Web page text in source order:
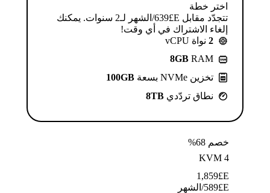
اختر خطة
تتجدّد مقابل E£⁦639⁩/الشهر لـ2 سنوات. يمكنك
إلغاء الاشتراك في أي وقت!
2 نواة vCPU
8GB RAM
تخزين NVMe بسعة
100GB
نطاق تردّدي 8TB
خصم 68%
KVM 4
E£
1,859
E£
589/الشهر